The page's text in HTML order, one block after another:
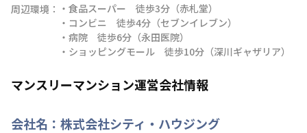
周辺環境： ・食品スーパー　徒歩3分（赤札堂）
・コンビニ　徒歩4分（セブンイレブン）
・病院　徒歩6分（永田医院）
・ショッピングモール　徒歩10分（深川ギャザリア）
マンスリーマンション運営会社情報
会社名： 株式会社シティ・ハウジング